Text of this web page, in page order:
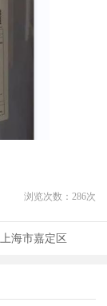
浏览次数： 286次
上海市嘉定区